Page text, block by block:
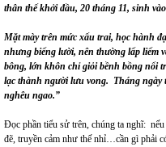
thân thế khởi đầu, 20 tháng 11, sinh
Mặt mày trên mức xấu trai, học hành
nhưng biếng lười, nên thường lấp liếm
bông, lớn khôn chỉ giỏi bềnh bồng nổi
lạc thành người lưu vong. Tháng ngày
nghêu ngao.”
Đọc phần tiểu sử trên, chúng ta nghĩ:
đẽ, truyền cảm như thế nhỉ…cần gì phải